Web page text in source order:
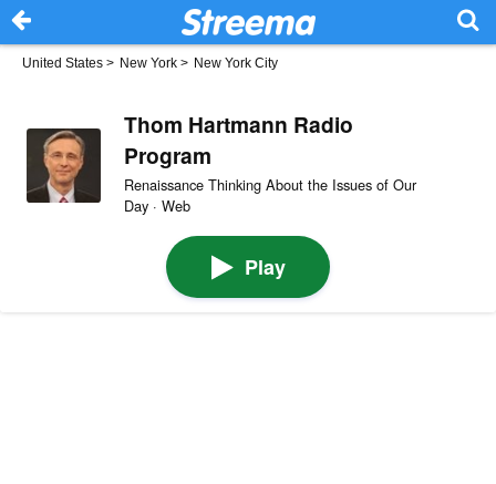
United States > New York > New York City
Thom Hartmann Radio
Program
Renaissance Thinking About the Issues of Our
Day · Web
Play